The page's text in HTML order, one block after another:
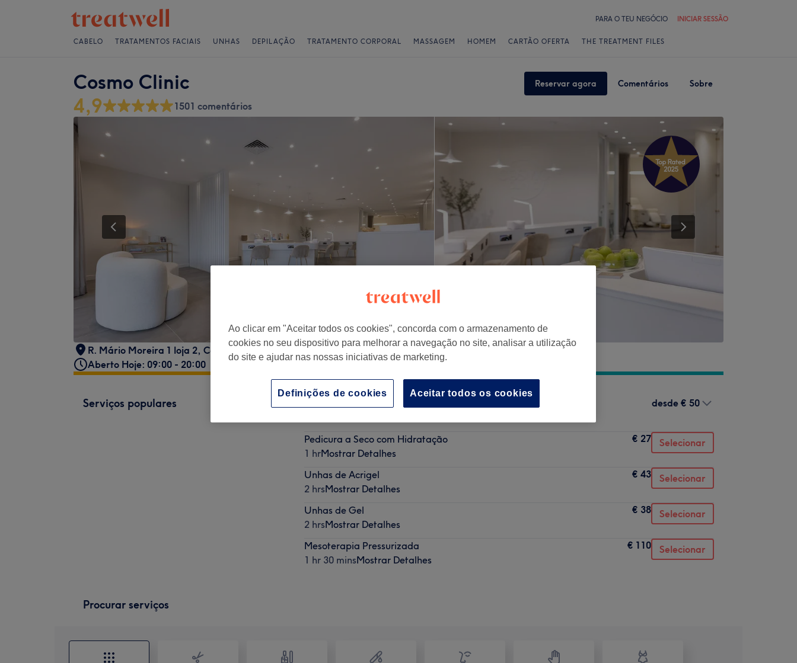
PARA O TEU NEGÓCIO INICIAR SESSÃO
CABELO TRATAMENTOS FACIAIS UNHAS DEPILAÇÃO TRATAMENTO CORPORAL MASSAGEM HOMEM CARTÃO OFERTA THE TREATMENT FILES
Cosmo Clinic Reservar agora Comentários Sobre
4,9 1501 comentários
R. Mário Moreira 1 loja 2, Colinas do Cruzeiro em Odivelas, 2675-660 Odivelas, Portugal
Aberto Hoje: 09:00 - 20:00
Serviços populares desde € 50
Pedicura a Seco com Hidratação
1 hrMostrar Detalhes
€ 27 Selecionar
Unhas de Acrigel
2 hrsMostrar Detalhes
€ 43 Selecionar
Unhas de Gel
2 hrsMostrar Detalhes
€ 38 Selecionar
Mesoterapia Pressurizada
1 hr 30 minsMostrar Detalhes
€ 110 Selecionar
Procurar serviços
Ao clicar em "Aceitar todos os cookies", concorda com o armazenamento de
cookies no seu dispositivo para melhorar a navegação no site, analisar a utilização
do site e ajudar nas nossas iniciativas de marketing.
Aceitar todos os cookies
Definições de cookies